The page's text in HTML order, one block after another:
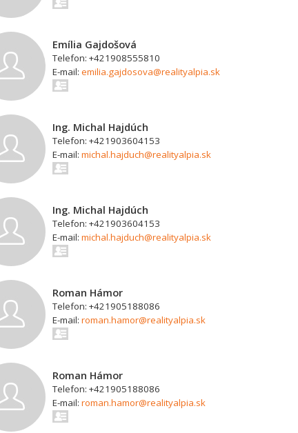
Emília Gajdošová
Telefon: +421908555810
E-mail:emilia.gajdosova@realityalpia.sk
Ing. Michal Hajdúch
Telefon: +421903604153
E-mail:michal.hajduch@realityalpia.sk
Ing. Michal Hajdúch
Telefon: +421903604153
E-mail:michal.hajduch@realityalpia.sk
Roman Hámor
Telefon: +421905188086
E-mail:roman.hamor@realityalpia.sk
Roman Hámor
Telefon: +421905188086
E-mail:roman.hamor@realityalpia.sk